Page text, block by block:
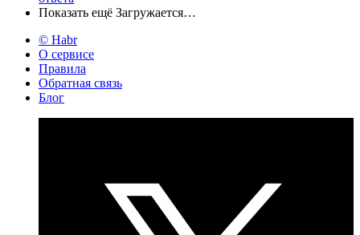
Показать ещё Загружается…
© Habr
О сервисе
Правила
Обратная связь
Блог